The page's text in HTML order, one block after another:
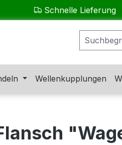
Schnelle Lieferung
Wellenkupplungen